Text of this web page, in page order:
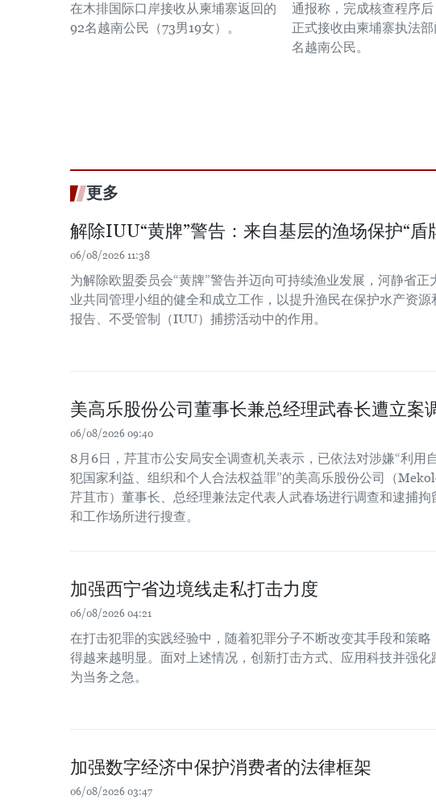
在木排国际口岸接收从柬埔寨返回的
92名越南公民（73男19女）。
通报称，完成核查程序
正式接收由柬埔寨执法
名越南公民。
更多
解除IUU“黄牌”警告：来自基层的渔场保护“盾
06/08/2026 11:38
为解除欧盟委员会“黄牌”警告并迈向可持续渔业发展，河静省正
业共同管理小组的健全和成立工作，以提升渔民在保护水产资源
报告、不受管制（IUU）捕捞活动中的作用。
美高乐股份公司董事长兼总经理武春长遭立案
06/08/2026 09:40
8月6日，芹苴市公安局安全调查机关表示，已依法对涉嫌“利用
犯国家利益、组织和个人合法权益罪”的美高乐股份公司（
芹苴市）董事长、总经理兼法定代表人武春场进行调查和逮捕拘
和工作场所进行搜查。
加强西宁省边境线走私打击力度
06/08/2026 04:21
在打击犯罪的实践经验中，随着犯罪分子不断改变其手段和策略
得越来越明显。面对上述情况，创新打击方式、应用科技并强化
为当务之急。
加强数字经济中保护消费者的法律框架
06/08/2026 03:47